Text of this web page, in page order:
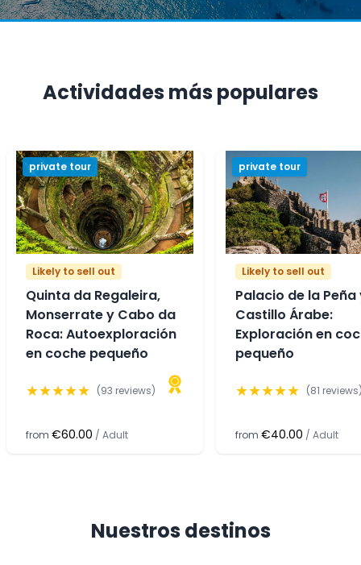
Actividades más populares
private tour
Likely to sell out
Quinta da Regaleira,
Monserrate y Cabo da
Roca: Autoexploración
en coche pequeño
★★★★★ (93 reviews)
from €60.00 / Adult
private tour
Likely to sell out
Palacio de la Peña
Castillo Árabe:
Exploración en
pequeño
★★★★★ (81
from €40.00 / Adult
Nuestros destinos